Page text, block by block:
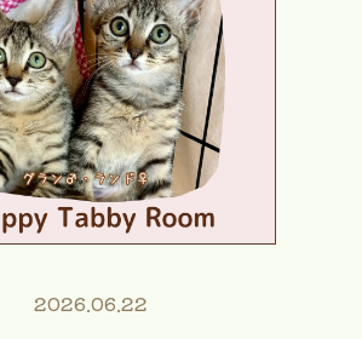
2026.06.22